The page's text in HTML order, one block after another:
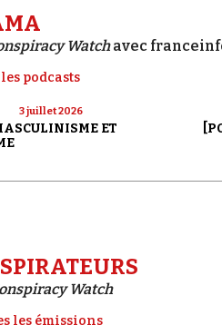
Watchavec
podcasts
3 juillet 2026
ET
Watch
les émissions